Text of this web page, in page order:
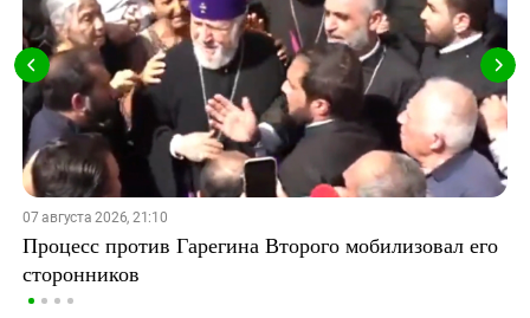
07 августа 2026, 21:10
Процесс против Гарегина Второго мобилизовал его
сторонников